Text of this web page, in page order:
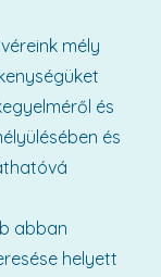
mély
és
és
abban
helyett